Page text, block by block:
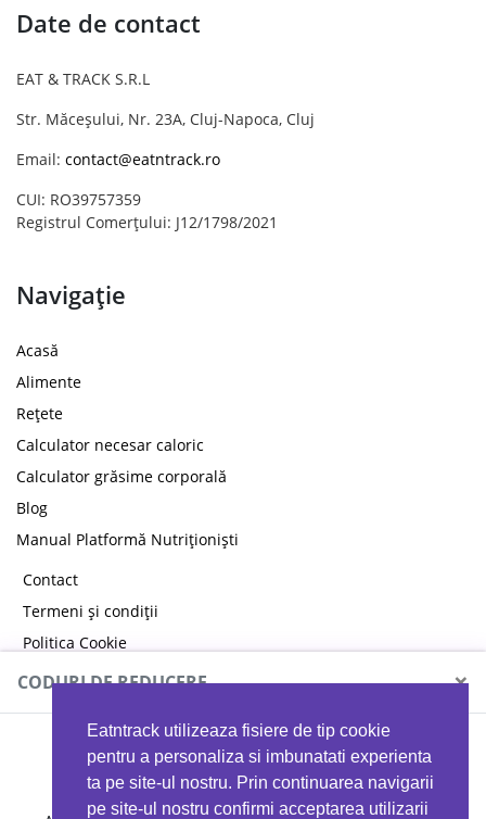
Eatntrack utilizeaza fisiere de tip cookie
pentru a personaliza si imbunatati experienta
ta pe site-ul nostru. Prin continuarea navigarii
pe site-ul nostru confirmi acceptarea utilizarii
Date de contact
EAT & TRACK S.R.L
Str. Măceșului, Nr. 23A, Cluj-Napoca, Cluj
Email: contact@eatntrack.ro
CUI: RO39757359
Registrul Comerțului: J12/1798/2021
Navigație
Acasă
Alimente
Rețete
Calculator necesar caloric
Calculator grăsime corporală
Blog
Manual Platformă Nutriționiști
Contact
Termeni și condiții
Politica Cookie
Politica de confidențialitate
CODURI DE REDUCERE ×
MYPROTEIN